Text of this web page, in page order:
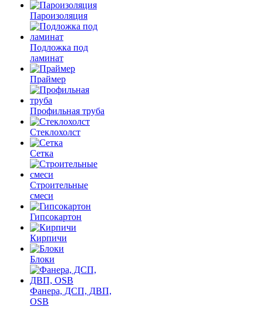
Пароизоляция
Подложка под
ламинат
Праймер
Профильная труба
Стеклохолст
Сетка
Строительные
смеси
Гипсокартон
Кирпичи
Блоки
Фанера, ДСП, ДВП,
OSB